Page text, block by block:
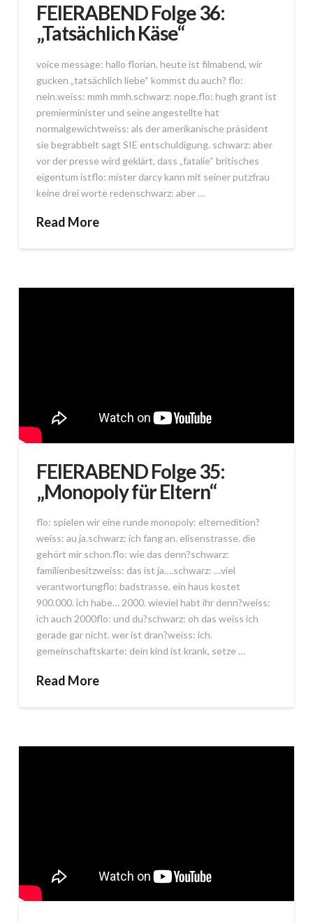
FEIERABEND Folge 36:
„Tatsächlich Käse“
voice message: hallo florian, heute ist filmabend, wir
gucken „tatsächlich liebe“ kommst du auch? flo:
nein.weiss: mmh mmh.schwarz: nope.flo: hugh grant ist
premierminister und seine angestellte hat
normalgewichtweiss: als der amerikanische präsident
sie begrabbelt sagt SIE entschuldigung. schwarz: aber
vor der presse wird geklärt, dass „fatalie“ britisches
eigentum istflo: mister darcy kann mit seiner putzfrau
keine drei worte redenschwarz: aber …
Read More
FEIERABEND Folge 35:
„Monopoly für Eltern“
flo: spielen wir eine runde monopoly: elternedition?
weiss: au ja.schwarz: ich fang an. elisenstrasse. die
gehört mir schon.flo: wie das denn?schwarz:
familienbesitzweiss: das ist ja….schwarz: …viel
verantwortungflo: badstrasse. ein haus kostet
900.000. ich habe… 2000. wieviel habt ihr denn?weiss:
ich auch 2000flo: und du?schwarz: oh das weiss ich
gerade gar nicht. wer ist dran?weiss: ich.
gemeinschaftskarte: dein kind ist krank, setze …
Read More